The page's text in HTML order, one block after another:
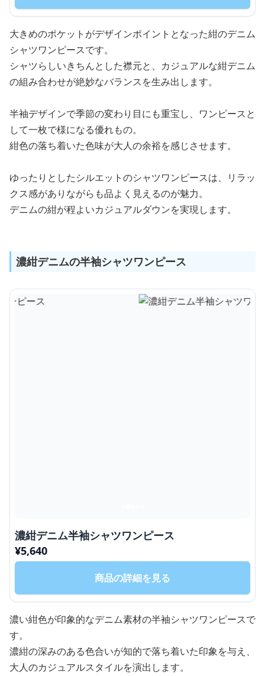
大きめのポケットがデザインポイントとなった紺のデニム
シャツワンピースです。
シャツらしいきちんとした襟元と、カジュアルな紺デニム
の組み合わせが絶妙なバランスを生み出します。
半袖デザインで季節の変わり目にも重宝し、ワンピースと
して一枚で様になる優れもの。
紺色の落ち着いた色味が大人の余裕を感じさせます。
ゆったりとしたシルエットのシャツワンピースは、リラッ
クス感がありながらも品よく見えるのが魅力。
デニムの紺が程よいカジュアルダウンを実現します。
濃紺デニムの半袖シャツワンピース
濃紺デニム半袖シャツワンピース
¥5,640
商品の詳細を見る
濃い紺色が印象的なデニム素材の半袖シャツワンピースで
す。
濃紺の深みのある色合いが知的で落ち着いた印象を与え、
大人のカジュアルスタイルを演出します。